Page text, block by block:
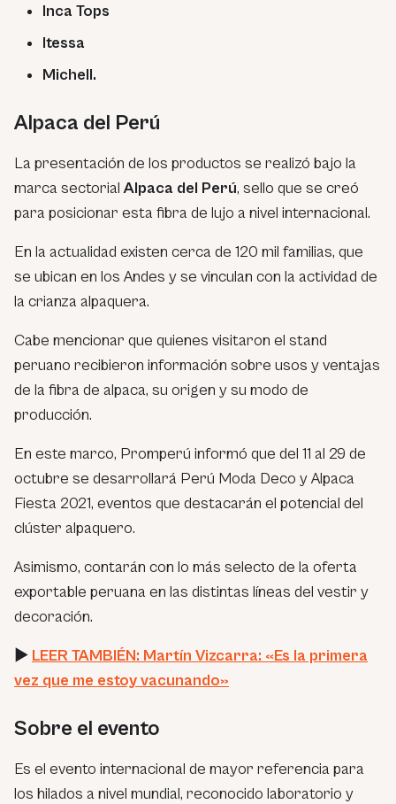
Inca Tops
Itessa
Michell.
Alpaca del Perú
La presentación de los productos se realizó bajo la
marca sectorialAlpaca del Perú, sello que se creó
para posicionar esta fibra de lujo a nivel internacional.
En la actualidad existen cerca de 120 mil familias, que
se ubican en los Andes y se vinculan con la actividad de
la crianza alpaquera.
Cabe mencionar que quienes visitaron el stand
peruano recibieron información sobre usos y ventajas
de la fibra de alpaca, su origen y su modo de
producción.
En este marco, Promperú informó que del 11 al 29 de
octubre se desarrollará Perú Moda Deco y Alpaca
Fiesta 2021, eventos que destacarán el potencial del
clúster alpaquero.
Asimismo, contarán con lo más selecto de la oferta
exportable peruana en las distintas líneas del vestir y
decoración.
► LEER TAMBIÉN: Martín Vizcarra: «Es la primera
vez que me estoy vacunando»
Sobre el evento
Es el evento internacional de mayor referencia para
los hilados a nivel mundial, reconocido laboratorio y